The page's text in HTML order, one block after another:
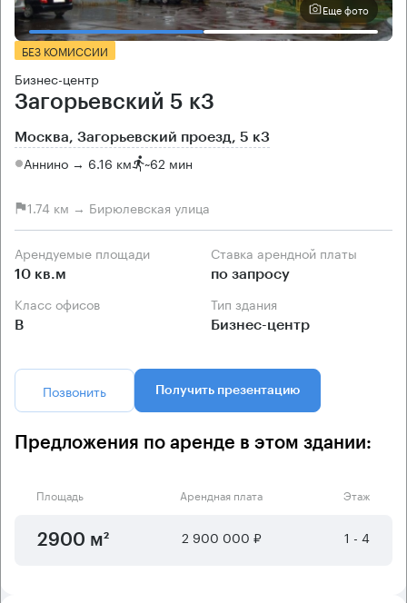
Еще фото
БЕЗ КОМИССИИ
Бизнес-центр
Загорьевский 5 к3
Москва, Загорьевский проезд, 5 к3
Аннино → 6.16 км ~62 мин
1.74 км → Бирюлевская улица
Арендуемые площади
10 кв.м
Ставка арендной платы
по запросу
Класс офисов
B
Тип здания
Бизнес-центр
Позвонить Получить презентацию
Предложения по аренде в этом здании:
Площадь Арендная плата Этаж
2900 м² 2 900 000 ₽ 1 - 4